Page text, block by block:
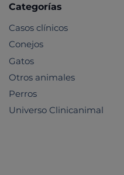
Categorías
Casos clínicos
Conejos
Gatos
Otros animales
Perros
Universo Clinicanimal